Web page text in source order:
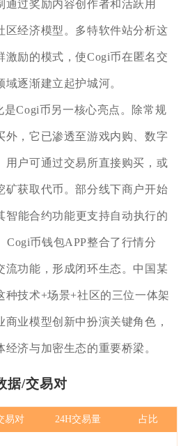
通过奖励内容创作者和活跃用
区经济模型。多特软件站分析这
激励的模式，使Cogi币在匿名交
逐渐建立起护城河。
是Cogi币另一核心亮点。除常规
外，它已渗透至游戏内购、数字
用户可通过交易所直接购买，或
矿获取代币。部分线下商户开始
智能合约功能更支持自动执行的
Cogi币钱包APP整合了行情分
流功能，形成闭环生态。中国某
种技术+场景+社区的三位一体架
业模型创新中扮演关键角色，
济与加密生态的重要桥梁。
据/交易对
易对 24H交易量 占比